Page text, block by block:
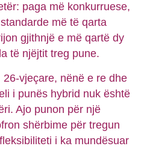
paga më konkurruese,
më të qarta
gjithnjë e më qartë dy
të njëjtit treg pune.
vjeçare, nënë e re dhe
i punës hybrid nuk është
Ajo punon për një
shërbime për tregun
i ka mundësuar